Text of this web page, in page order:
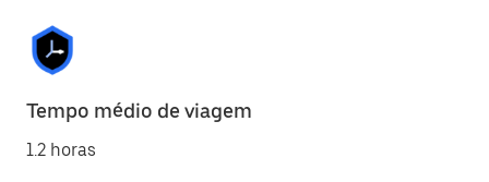
Tempo médio de viagem
1.2 horas